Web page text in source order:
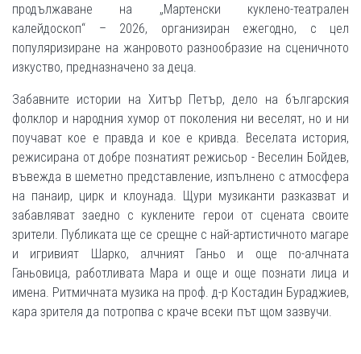
продължаване на „Мартенски куклено-театрален
калейдоскоп“ – 2026, организиран ежегодно, с цел
популяризиране на жанровото разнообразие на сценичното
изкуство, предназначено за деца.
Забавните истории на Хитър Петър, дело на българския
фолклор и народния хумор от поколения ни веселят, но и ни
поучават кое е правда и кое е кривда. Веселата история,
режисирана от добре познатият режисьор - Веселин Бойдев,
въвежда в шеметно представление, изпълнено с атмосфера
на панаир, цирк и клоунада. Щури музиканти разказват и
забавляват заедно с куклените герои от сцената своите
зрители. Публиката ще се срещне с най-артистичното магаре
и игривият Шарко, алчният Ганьо и още по-алчната
Ганьовица, работливата Мара и още и още познати лица и
имена. Ритмичната музика на проф. д-р Костадин Бураджиев,
кара зрителя да потропва с краче всеки път щом зазвучи.